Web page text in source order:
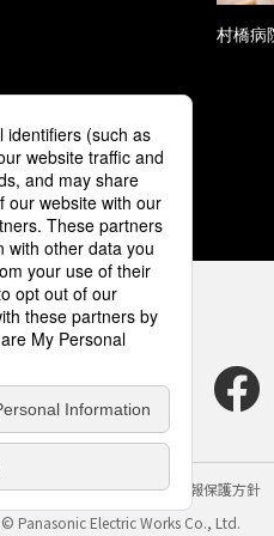
村橋病
クッキーポリシー
個人情報保護方針
© Panasonic Electric Works Co., Ltd.